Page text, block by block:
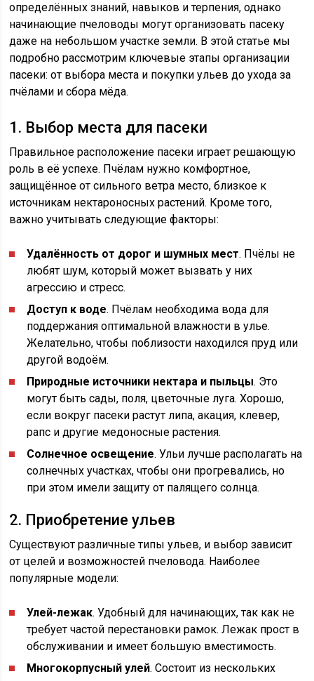
определённых знаний, навыков и терпения, однако
начинающие пчеловоды могут организовать пасеку
даже на небольшом участке земли. В этой статье мы
подробно рассмотрим ключевые этапы организации
пасеки: от выбора места и покупки ульев до ухода за
пчёлами и сбора мёда.
1. Выбор места для пасеки
Правильное расположение пасеки играет решающую
роль в её успехе. Пчёлам нужно комфортное,
защищённое от сильного ветра место, близкое к
источникам нектароносных растений. Кроме того,
важно учитывать следующие факторы:
Удалённость от дорог и шумных мест. Пчёлы не
любят шум, который может вызвать у них
агрессию и стресс.
Доступ к воде. Пчёлам необходима вода для
поддержания оптимальной влажности в улье.
Желательно, чтобы поблизости находился пруд или
другой водоём.
Природные источники нектара и пыльцы. Это
могут быть сады, поля, цветочные луга. Хорошо,
если вокруг пасеки растут липа, акация, клевер,
рапс и другие медоносные растения.
Солнечное освещение. Ульи лучше располагать на
солнечных участках, чтобы они прогревались, но
при этом имели защиту от палящего солнца.
2. Приобретение ульев
Существуют различные типы ульев, и выбор зависит
от целей и возможностей пчеловода. Наиболее
популярные модели:
Улей-лежак. Удобный для начинающих, так как не
требует частой перестановки рамок. Лежак прост в
обслуживании и имеет большую вместимость.
Многокорпусный улей. Состоит из нескольких